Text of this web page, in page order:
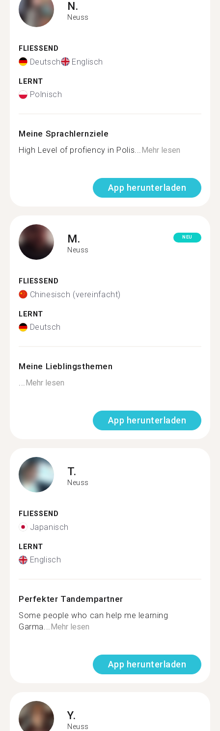
N.
Neuss
FLIESSEND
Deutsch Englisch
LERNT
Polnisch
Meine Sprachlernziele
High Level of profiency in Polis...Mehr lesen
App herunterladen
M.
Neuss
NEU
FLIESSEND
Chinesisch (vereinfacht)
LERNT
Deutsch
Meine Lieblingsthemen
...Mehr lesen
App herunterladen
T.
Neuss
FLIESSEND
Japanisch
LERNT
Englisch
Perfekter Tandempartner
Some people who can help me learning
Garma...Mehr lesen
App herunterladen
Y.
Neuss